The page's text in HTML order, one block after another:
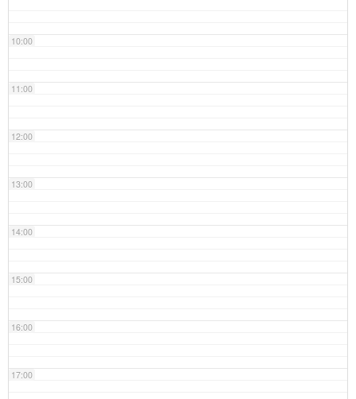
10:00
11:00
12:00
13:00
14:00
15:00
16:00
17:00